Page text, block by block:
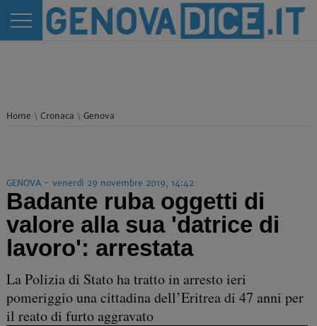
Home \ Cronaca \ Genova
GENOVA - venerdì 29 novembre 2019, 14:42
Badante ruba oggetti di
valore alla sua 'datrice di
lavoro': arrestata
La Polizia di Stato ha tratto in arresto ieri
pomeriggio una cittadina dell’Eritrea di 47 anni per
il reato di furto aggravato